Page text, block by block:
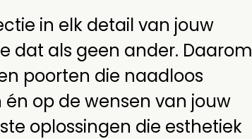
in elk detail van jouw
dat als geen ander. Daarom
poorten die naadloos
op de wensen van jouw
oplossingen die esthetiek